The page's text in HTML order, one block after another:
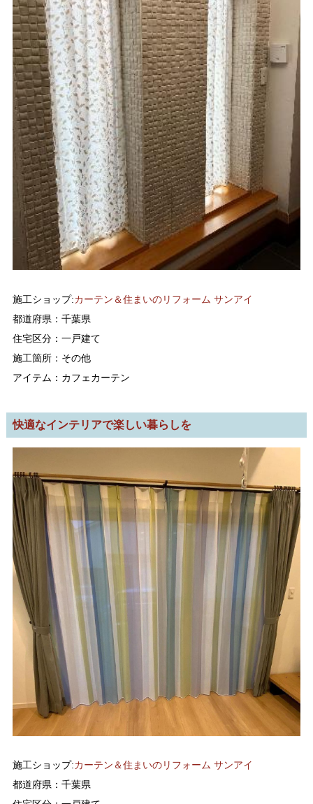
施工ショップ:カーテン＆住まいのリフォーム サンアイ
都道府県：千葉県
住宅区分：一戸建て
施工箇所：その他
アイテム：カフェカーテン
快適なインテリアで楽しい暮らしを
施工ショップ:カーテン＆住まいのリフォーム サンアイ
都道府県：千葉県